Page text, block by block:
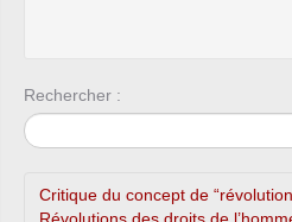
Rechercher :
Critique du concept de
Révolutions des droits de